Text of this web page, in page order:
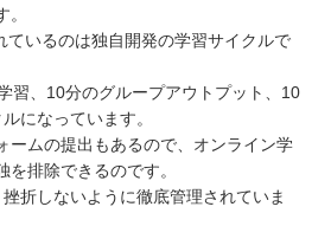
ているのは独自開発の学習サイクルで
習、10分のグループアウトプット、10
になっています。
ームの提出もあるので、オンライン学
を排除できるのです。
折しないように徹底管理されていま